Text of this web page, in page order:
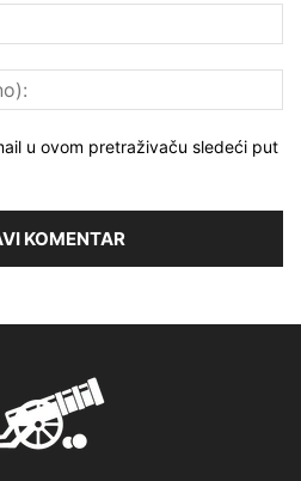
u ovom pretraživaču sledeći put